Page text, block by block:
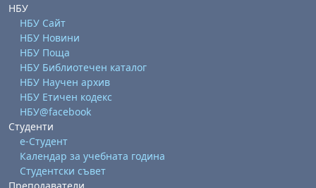
НБУ
НБУ Сайт
НБУ Новини
НБУ Поща
НБУ Библиотечен каталог
НБУ Научен архив
НБУ Етичен кодекс
НБУ@facebook
Студенти
е-Студент
Календар за учебната година
Студентски съвет
Преподаватели